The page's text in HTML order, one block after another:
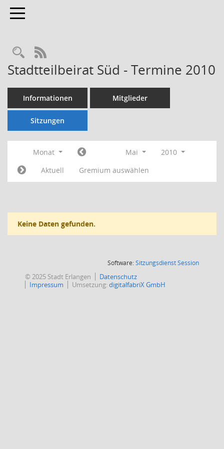
Toggle navigation
Rechercheauswahl
RSS-Feed
Stadtteilbeirat Süd - Termine 2010
Informationen Mitglieder
Sitzungen
Monat Mai
2010
Aktuell
Gremium auswählen
Keine Daten gefunden.
Software:SitzungsdienstSession(Wird in
© 2025 Stadt Erlangen
Datenschutz
Impressum
Umsetzung:digitalfabriX GmbH